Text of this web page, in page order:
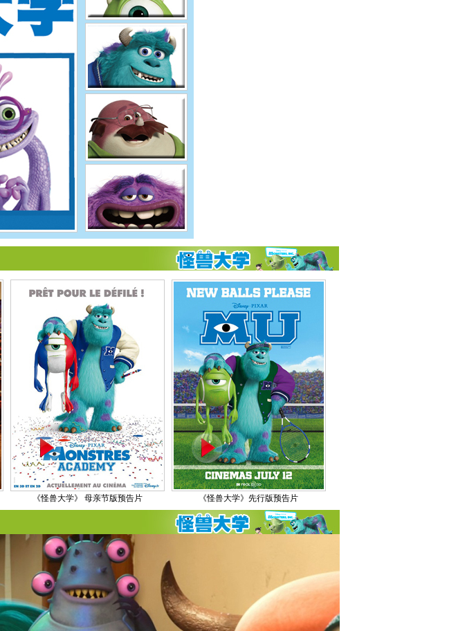
《怪兽大学》 母亲节版预告片 《怪兽大学》先行版预告片